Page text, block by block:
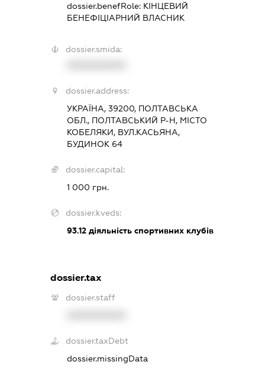
dossier.benefRole: КІНЦЕВИЙ
БЕНЕФІЦІАРНИЙ ВЛАСНИК
dossier.smida:
dossier.address:
УКРАЇНА, 39200, ПОЛТАВСЬКА
ОБЛ., ПОЛТАВСЬКИЙ Р-Н, МІСТО
КОБЕЛЯКИ, ВУЛ.КАСЬЯНА,
БУДИНОК 64
dossier.capital:
1 000 грн.
dossier.kveds:
93.12діяльність спортивних клубів
dossier.tax
dossier.staff
dossier.taxDebt
dossier.missingData